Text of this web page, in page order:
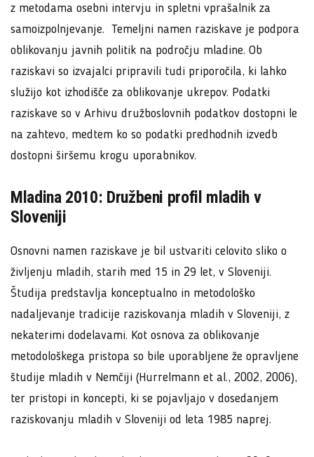
z metodama osebni intervju in spletni vprašalnik za
samoizpolnjevanje. Temeljni namen raziskave je podpora
oblikovanju javnih politik na področju mladine. Ob
raziskavi so izvajalci pripravili tudi priporočila, ki lahko
služijo kot izhodišče za oblikovanje ukrepov. Podatki
raziskave so v Arhivu družboslovnih podatkov dostopni le
na zahtevo, medtem ko so podatki predhodnih izvedb
dostopni širšemu krogu uporabnikov.
Mladina 2010: Družbeni profil mladih v
Sloveniji
Osnovni namen raziskave je bil ustvariti celovito sliko o
življenju mladih, starih med 15 in 29 let, v Sloveniji.
Študija predstavlja konceptualno in metodološko
nadaljevanje tradicije raziskovanja mladih v Sloveniji, z
nekaterimi dodelavami. Kot osnova za oblikovanje
metodološkega pristopa so bile uporabljene že opravljene
študije mladih v Nemčiji (Hurrelmann et al., 2002, 2006),
ter pristopi in koncepti, ki se pojavljajo v dosedanjem
raziskovanju mladih v Sloveniji od leta 1985 naprej.